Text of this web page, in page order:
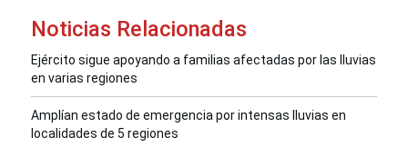
Noticias Relacionadas
Ejército sigue apoyando a familias afectadas por las lluvias
en varias regiones
Amplían estado de emergencia por intensas lluvias en
localidades de 5 regiones